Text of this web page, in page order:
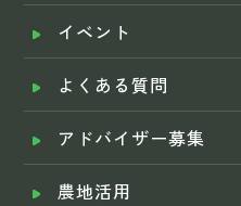
イベント
よくある質問
アドバイザー募集
農地活用